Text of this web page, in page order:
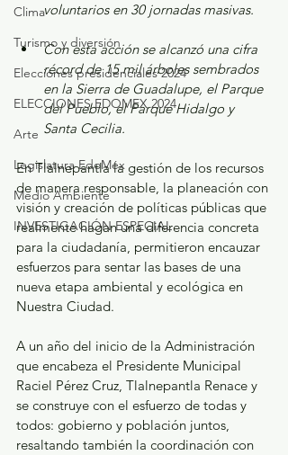
Clima
Turismo y diversión
Elecciones presidenciales 2024
ELECCIONES EDOMEX 2024
Arte
Legislatura EdoMéx
Medio Ambiente
INVESTIGACIÓN ESPECIAL
voluntarios en 30 jornadas masivas.
Con esta acción se alcanzó una cifra
récord de 15 mil árboles sembrados
en la Sierra de Guadalupe, el Parque
del Pueblo, el Parque Hidalgo y
Santa Cecilia.
En Tlalnepantla la gestión de los recursos
de manera responsable, la planeación con
visión y creación de políticas públicas que
realmente hagan una diferencia concreta
para la ciudadanía, permitieron encauzar
esfuerzos para sentar las bases de una
nueva etapa ambiental y ecológica en
Nuestra Ciudad.
A un año del inicio de la Administración
que encabeza el Presidente Municipal
Raciel Pérez Cruz, Tlalnepantla Renace y
se construye con el esfuerzo de todas y
todos: gobierno y población juntos,
resaltando también la coordinación con